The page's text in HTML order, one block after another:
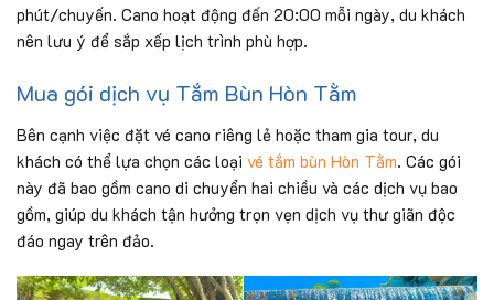
phút/chuyến. Cano hoạt động đến 20:00 mỗi ngày, du khách
nên lưu ý để sắp xếp lịch trình phù hợp.
Mua gói dịch vụ Tắm Bùn Hòn Tằm
Bên cạnh việc đặt vé cano riêng lẻ hoặc tham gia tour, du
khách có thể lựa chọn các loại vé tắm bùn Hòn Tằm. Các gói
này đã bao gồm cano di chuyển hai chiều và các dịch vụ bao
gồm, giúp du khách tận hưởng trọn vẹn dịch vụ thư giãn độc
đáo ngay trên đảo.